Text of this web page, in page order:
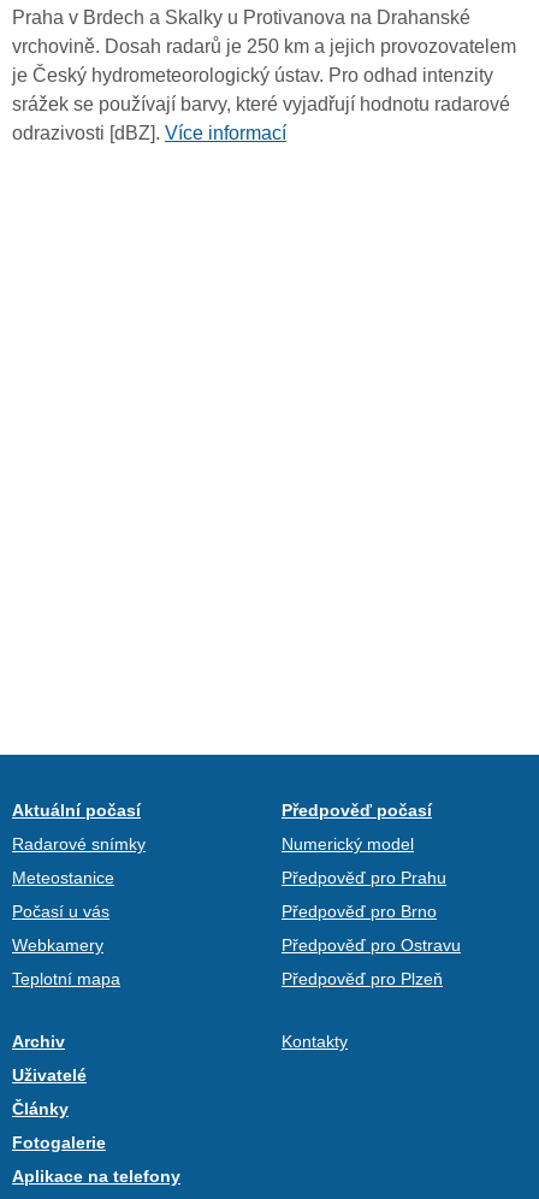
Praha v Brdech a Skalky u Protivanova na Drahanské
vrchovině. Dosah radarů je 250 km a jejich provozovatelem
je Český hydrometeorologický ústav. Pro odhad intenzity
srážek se používají barvy, které vyjadřují hodnotu radarové
odrazivosti [dBZ]. Více informací
Aktuální počasí
Radarové snímky
Meteostanice
Počasí u vás
Webkamery
Teplotní mapa
Předpověď počasí
Numerický model
Předpověď pro Prahu
Předpověď pro Brno
Předpověď pro Ostravu
Předpověď pro Plzeň
Archiv
Uživatelé
Články
Fotogalerie
Aplikace na telefony
Kontakty